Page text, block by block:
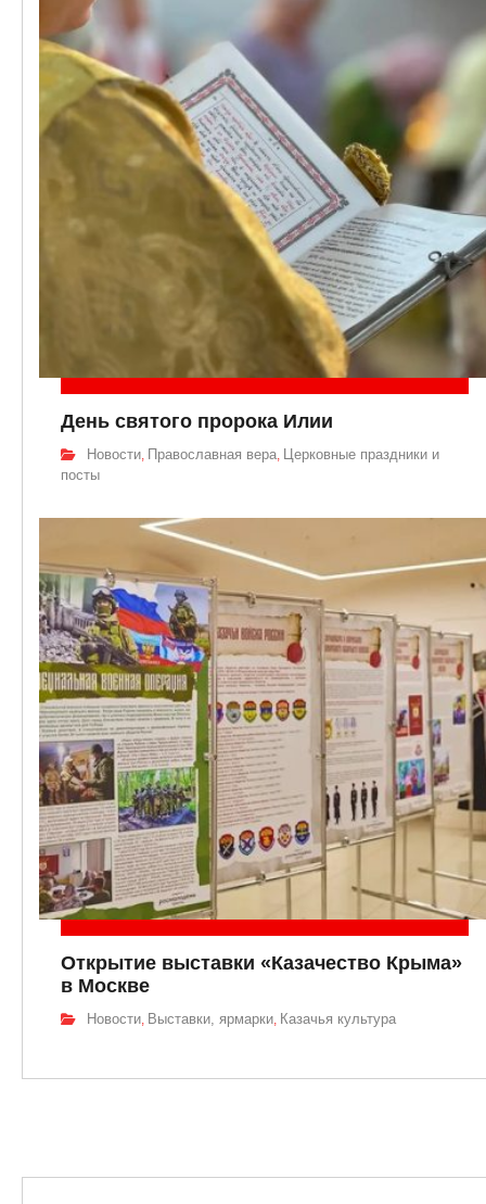
День святого пророка Илии
Новости, Православная вера, Церковные праздники и
посты
Открытие выставки «Казачество Крыма»
в Москве
Новости, Выставки, ярмарки, Казачья культура